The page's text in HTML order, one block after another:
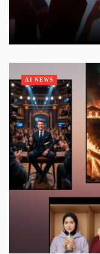
AI NEWS